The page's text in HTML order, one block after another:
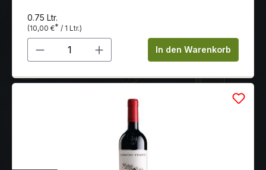
0.75 Ltr.
(10,00 €* / 1 Ltr.)
Produkt Anzahl: Gib denIn den Warenkorb